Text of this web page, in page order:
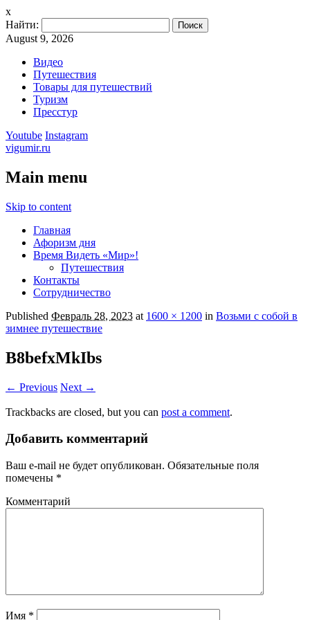
x
Найти:
August 9, 2026
Видео
Путешествия
Товары для путешествий
Туризм
Пресстур
Youtube Instagram
vigumir.ru
Main menu
Skip to content
Главная
Афоризм дня
Время Видеть «Мир»!
Путешествия
Контакты
Сотрудничество
Published Февраль 28, 2023 at 1600 × 1200 in Возьми с собой в
зимнее путешествие
B8befxMkIbs
← Previous Next →
Trackbacks are closed, but you can post a comment.
Добавить комментарий
Ваш e-mail не будет опубликован. Обязательные поля
помечены *
Комментарий
Имя *